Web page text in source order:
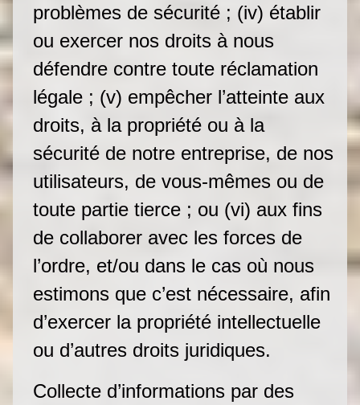
problèmes de sécurité ; (iv) établir
ou exercer nos droits à nous
défendre contre toute réclamation
légale ; (v) empêcher l’atteinte aux
droits, à la propriété ou à la
sécurité de notre entreprise, de nos
utilisateurs, de vous-mêmes ou de
toute partie tierce ; ou (vi) aux fins
de collaborer avec les forces de
l’ordre, et/ou dans le cas où nous
estimons que c’est nécessaire, afin
d’exercer la propriété intellectuelle
ou d’autres droits juridiques.
Collecte d’informations par des